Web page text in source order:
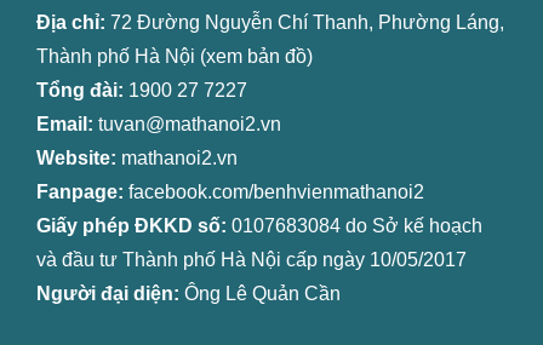
Địa chỉ: 72 Đường Nguyễn Chí Thanh, Phường Láng,
Thành phố Hà Nội (xem bản đồ)
Tổng đài: 1900 27 7227
Email: tuvan@mathanoi2.vn
Website: mathanoi2.vn
Fanpage: facebook.com/benhvienmathanoi2
Giấy phép ĐKKD số: 0107683084 do Sở kế hoạch
và đầu tư Thành phố Hà Nội cấp ngày 10/05/2017
Người đại diện: Ông Lê Quản Cần